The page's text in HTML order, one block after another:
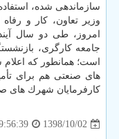
سازماندهی شده،
وزیر تعاون، كار و
جامعه كارگری،
است؛ همانطور كه
های صنعتی هم برای
كارفرمایان شهرك های
1398/10/02